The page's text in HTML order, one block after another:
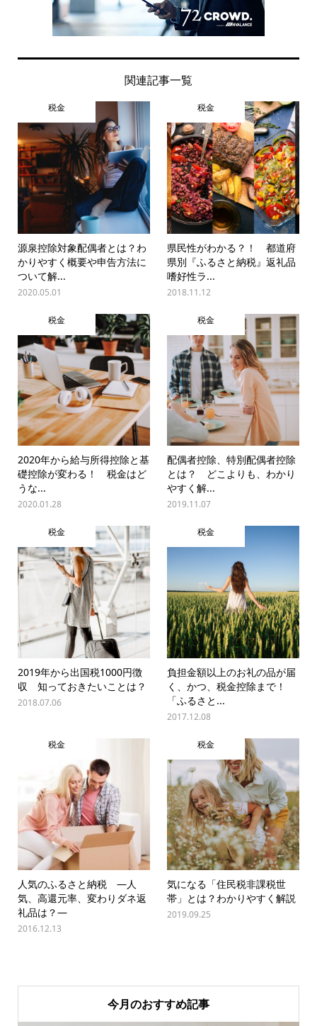
関連記事一覧
税金
源泉控除対象配偶者とは？わ
かりやすく概要や申告方法に
ついて解...
2020.05.01
税金
県民性がわかる？！ 都道府
県別『ふるさと納税』返礼品
嗜好性ラ...
2018.11.12
税金
2020年から給与所得控除と基
礎控除が変わる！ 税金はど
うな...
2020.01.28
税金
配偶者控除、特別配偶者控除
とは？ どこよりも、わかり
やすく解...
2019.11.07
税金
2019年から出国税1000円徴
収 知っておきたいことは？
2018.07.06
税金
負担金額以上のお礼の品が届
く、かつ、税金控除まで！
「ふるさと...
2017.12.08
税金
人気のふるさと納税 ―人
気、高還元率、変わりダネ返
礼品は？―
2016.12.13
税金
気になる「住民税非課税世
帯」とは？わかりやすく解説
2019.09.25
今月のおすすめ記事